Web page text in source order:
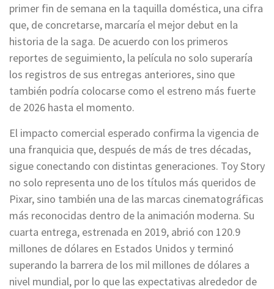
primer fin de semana en la taquilla doméstica, una cifra
que, de concretarse, marcaría el mejor debut en la
historia de la saga. De acuerdo con los primeros
reportes de seguimiento, la película no solo superaría
los registros de sus entregas anteriores, sino que
también podría colocarse como el estreno más fuerte
de 2026 hasta el momento.
El impacto comercial esperado confirma la vigencia de
una franquicia que, después de más de tres décadas,
sigue conectando con distintas generaciones. Toy Story
no solo representa uno de los títulos más queridos de
Pixar, sino también una de las marcas cinematográficas
más reconocidas dentro de la animación moderna. Su
cuarta entrega, estrenada en 2019, abrió con 120.9
millones de dólares en Estados Unidos y terminó
superando la barrera de los mil millones de dólares a
nivel mundial, por lo que las expectativas alrededor de